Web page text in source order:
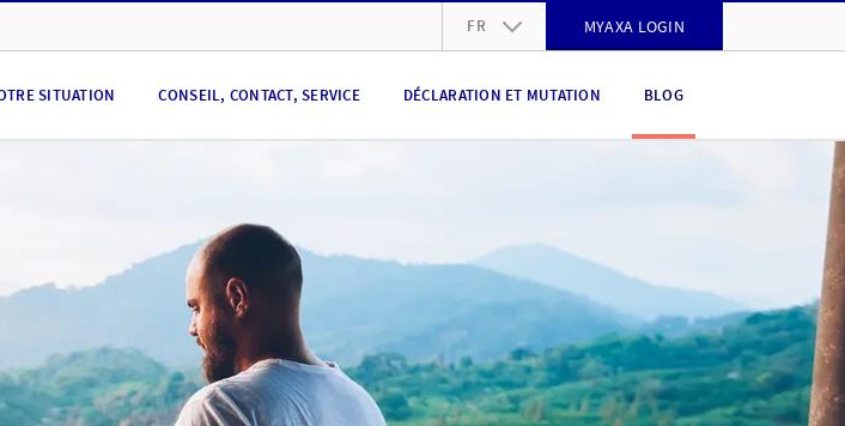
FR MYAXA LOGIN
SITUATION CONSEIL, CONTACT, SERVICE DÉCLARATION ET MUTATION BLOG